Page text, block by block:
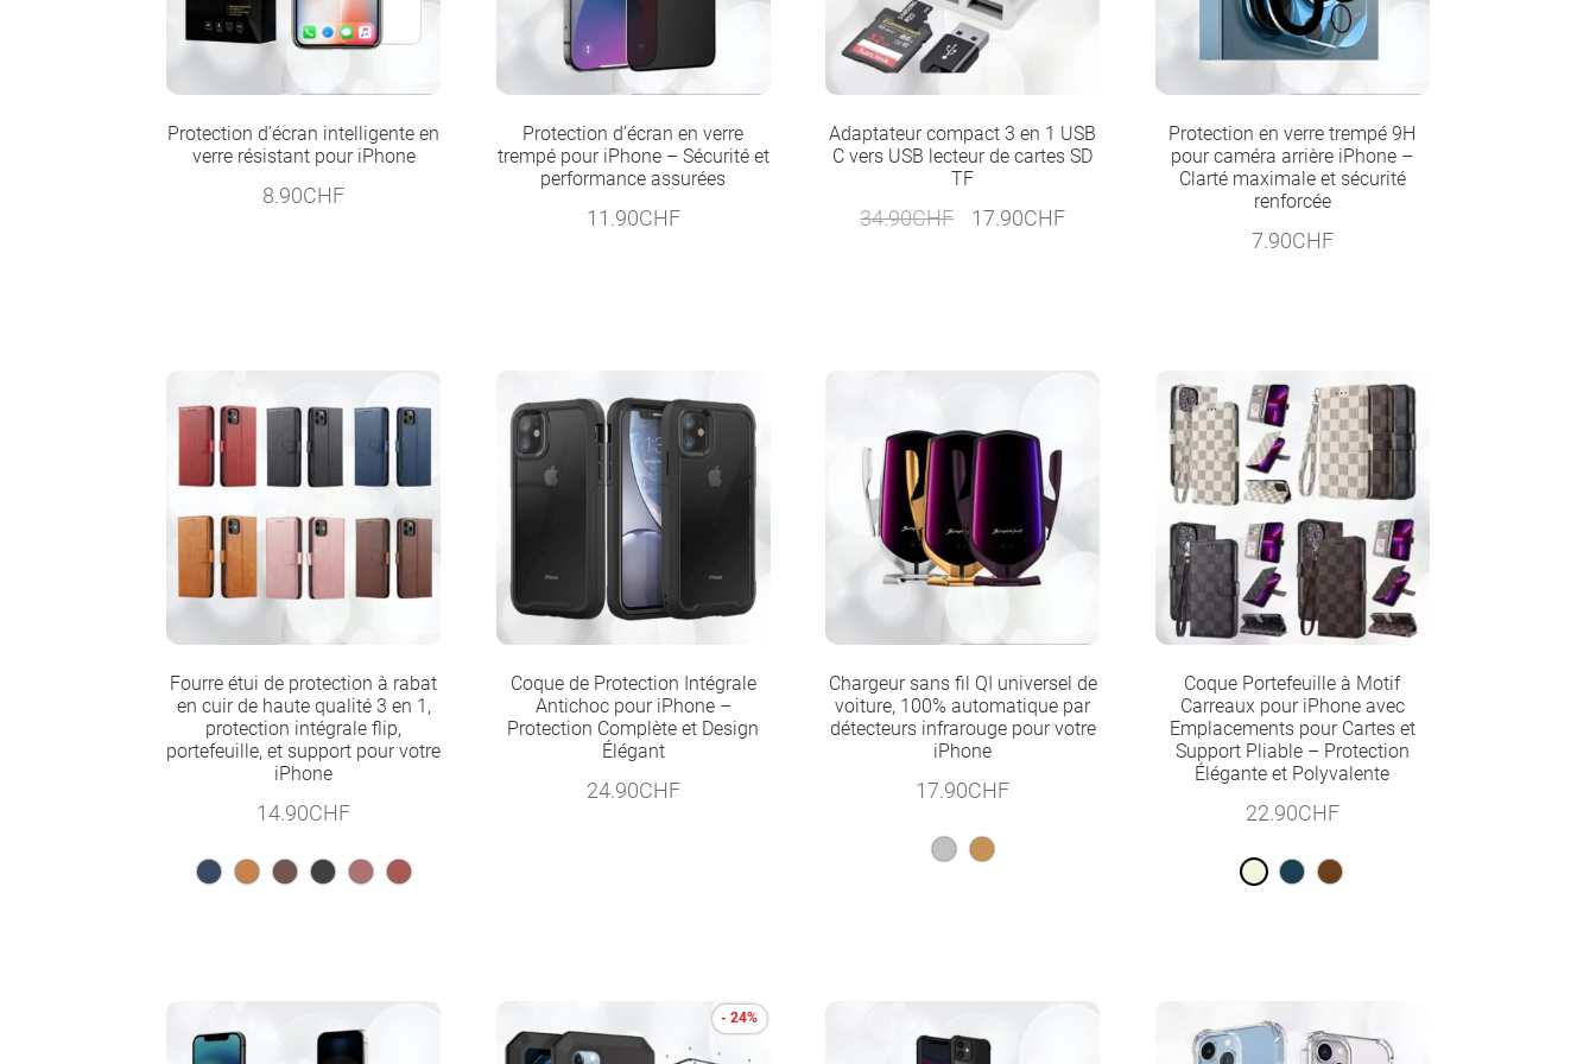
Protection d’écran intelligente en
verre résistant pour iPhone
8.90CHF
Protection d’écran en verre
trempé pour iPhone – Sécurité et
performance assurées
11.90CHF
Adaptateur compact 3 en 1 USB
C vers USB lecteur de cartes SD
TF
34.90CHF
Le17.90CHFLe
Protection en verre trempé 9H
pour caméra arrière iPhone –
Clarté maximale et sécurité
renforcée
7.90CHF
Fourre étui de protection à rabat
en cuir de haute qualité 3 en 1,
protection intégrale flip,
portefeuille, et support pour votre
iPhone
14.90CHF
Coque de Protection Intégrale
Antichoc pour iPhone –
Protection Complète et Design
Élégant
24.90CHF
Chargeur sans fil QI universel de
voiture, 100% automatique par
détecteurs infrarouge pour votre
iPhone
17.90CHF
Coque Portefeuille à Motif
Carreaux pour iPhone avec
Emplacements pour Cartes et
Support Pliable – Protection
Élégante et Polyvalente
22.90CHF
- 24%